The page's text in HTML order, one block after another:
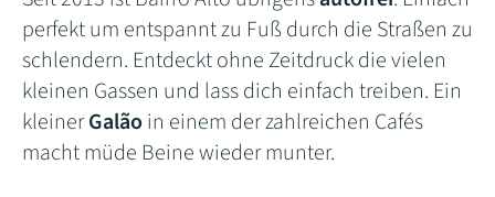
perfekt um entspannt zu Fuß durch die Straßen zu
schlendern. Entdeckt ohne Zeitdruck die vielen
kleinen Gassen und lass dich einfach treiben. Ein
kleinerGalãoin einem der zahlreichen Cafés
macht müde Beine wieder munter.